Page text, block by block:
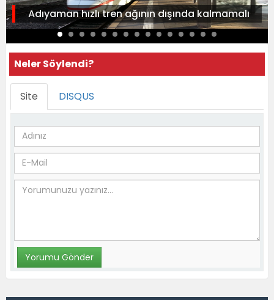
Adıyaman hızlı tren ağının dışında kalmamalı
Neler Söylendi?
Site DISQUS